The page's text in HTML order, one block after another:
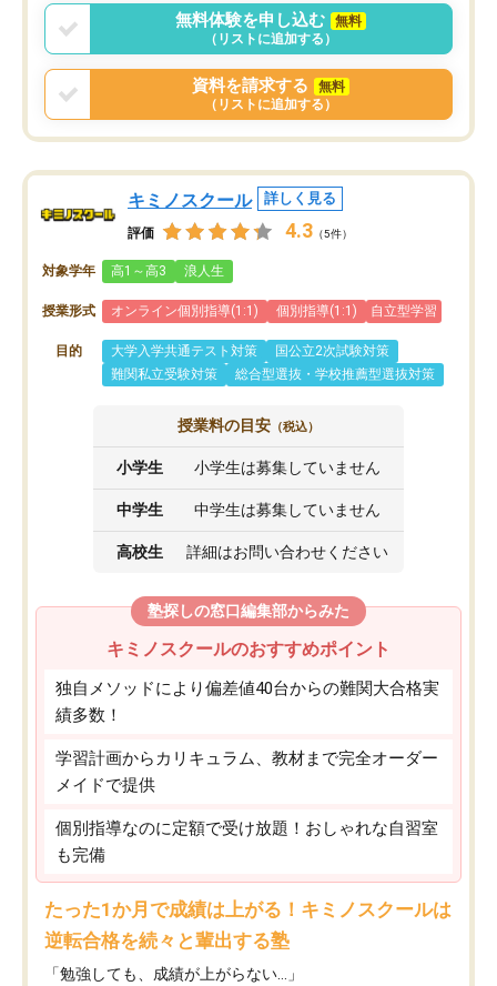
言う事で講師変更の申し出があり、あ
まりに短期での変更だった為、塾に通
う事にして退会しました。遅れも取り
戻せ、授業内容や講師の方は良かった
と思います。
無料体験を申し込む
無料
（リストに追加する）
資料を請求する
無料
（リストに追加する）
キミノスクール 詳しく見る
評価 4.3 （5件）
対象学年 高1～高3 浪人生
授業形式 オンライン個別指導(1:1) 個別指導(1:1) 自立型学習
目的 大学入学共通テスト対策
国公立2次試験対策
難関私立受験対策
総合型選抜・学校推薦型選抜対策
授業料の目安 （税込）
小学生 小学生は募集していません
中学生 中学生は募集していません
高校生 詳細はお問い合わせください
塾探しの窓口編集部からみた
キミノスクールのおすすめポイント
独自メソッドにより偏差値40台からの難関大合格実
績多数！
学習計画からカリキュラム、教材まで完全オーダー
メイドで提供
個別指導なのに定額で受け放題！おしゃれな自習室
も完備
たった1か月で成績は上がる！キミノスクールは
逆転合格を続々と輩出する塾
「勉強しても、成績が上がらない…」